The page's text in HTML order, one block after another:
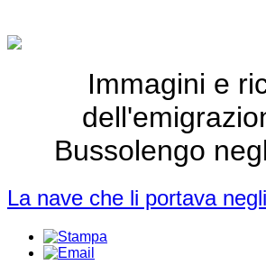
Immagini e
Bussolengo
La nave che li portava